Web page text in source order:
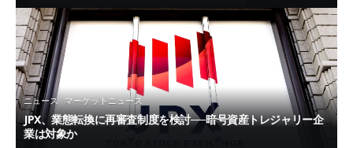
ニュース マーケットニュース
JPX、業態転換に再審査制度を検討──暗号資産トレジャリー企
業は対象か